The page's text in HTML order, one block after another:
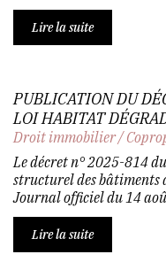
Lire la suite
PUBLICATION DU
LOI HABITAT
Droit immobilier/
Le décret n° 2025-814
structurel des bâtiments
Journal officiel du 14
Lire la suite